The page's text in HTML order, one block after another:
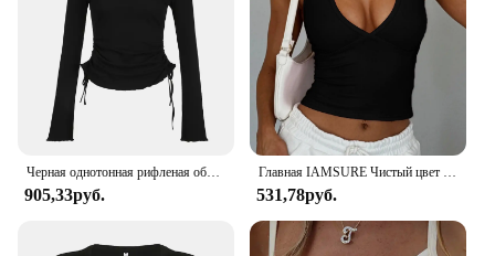
905,33руб. 531,78руб.